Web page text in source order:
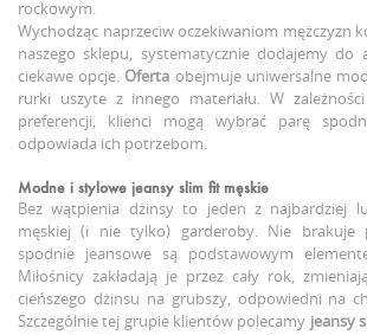
rockowym.
Wychodząc naprzeciw oczekiwaniom mężczyzn
naszego sklepu, systematycznie dodajemy do
ciekawe opcje. Oferta obejmuje uniwersalne
rurki uszyte z innego materiału. W
preferencji, klienci mogą wybrać parę
odpowiada ich potrzebom.
Modne i stylowe jeansy slim fit męskie
Bez wątpienia dżinsy to jeden z najbardziej
męskiej (i nie tylko) garderoby. Nie brakuje
spodnie jeansowe są podstawowym
Miłośnicy zakładają je przez cały rok,
cieńszego dżinsu na grubszy, odpowiedni na
Szczególnie tej grupie klientów polecamy jeansy